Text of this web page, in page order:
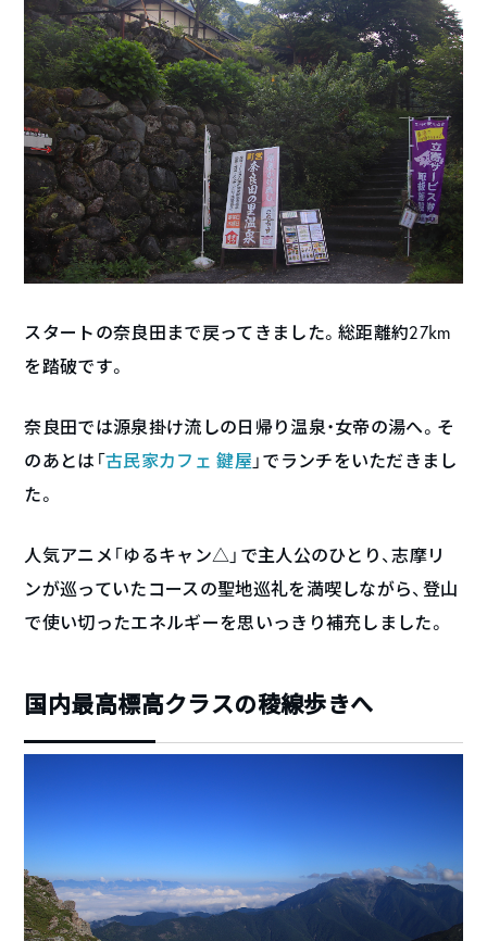
スタートの奈良田まで戻ってきました。総距離約27km
を踏破です。
奈良田では源泉掛け流しの日帰り温泉・女帝の湯へ。そ
のあとは「古民家カフェ 鍵屋 」でランチをいただきまし
た。
人気アニメ「ゆるキャン△」で主人公のひとり、志摩リ
ンが巡っていたコースの聖地巡礼を満喫しながら、登山
で使い切ったエネルギーを思いっきり補充しました。
国内最高標高クラスの稜線歩きへ